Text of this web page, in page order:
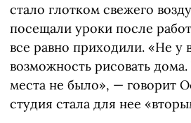
стало глотком свежего
посещали уроки после
все равно приходили. «Не у
возможность рисовать
места не было», — говорит
студия стала для нее